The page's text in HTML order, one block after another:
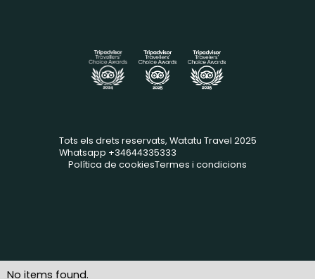
Tots els drets reservats, Watatu Travel 2025
Whatsapp +34644335333
Política de cookiesTermes i condicions
No items found.